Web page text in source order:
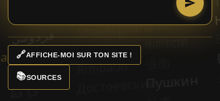
🔗AFFICHE-MOI SUR TON SITE !
📚SOURCES